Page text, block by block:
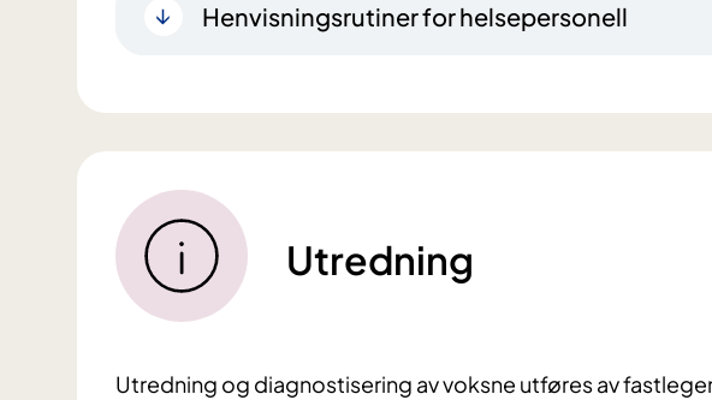
Henvisningsrutiner for helsepersonell
Utredning
Utredning og diagnostisering av voksne utføres av